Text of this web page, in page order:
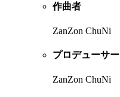
作曲者
ZanZon ChuNi
プロデューサー
ZanZon ChuNi